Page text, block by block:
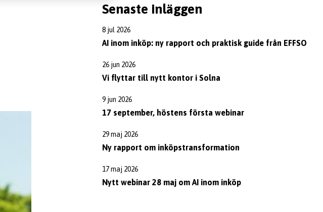
Senaste inläggen
8 jul 2026
AI inom inköp: ny rapport och praktisk guide från EFFSO
26 jun 2026
Vi flyttar till nytt kontor i Solna
9 jun 2026
17 september, höstens första webinar
29 maj 2026
Ny rapport om inköpstransformation
17 maj 2026
Nytt webinar 28 maj om AI inom inköp